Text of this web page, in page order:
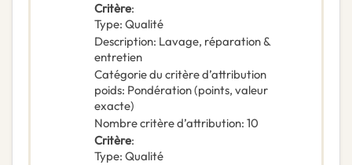
Critère:
Type: Qualité
Description: Lavage, réparation &
entretien
Catégorie du critère d’attribution
poids: Pondération (points, valeur
exacte)
Nombre critère d’attribution: 10
Critère:
Type: Qualité